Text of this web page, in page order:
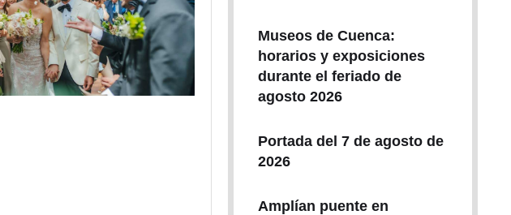
Museos de Cuenca:
horarios y exposiciones
durante el feriado de
agosto 2026
Portada del 7 de agosto de
2026
Amplían puente en